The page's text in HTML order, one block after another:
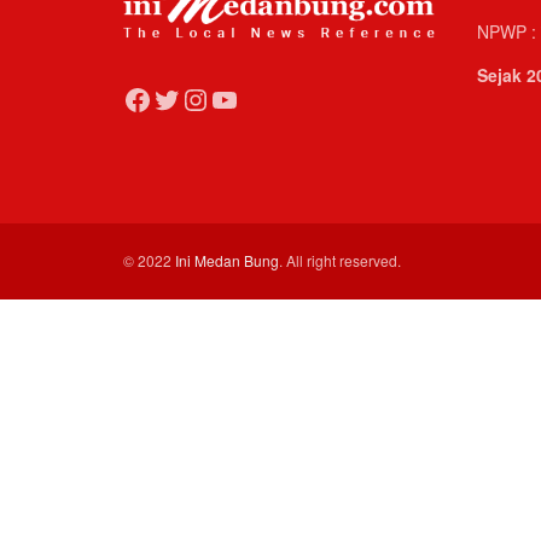
Facebook
Twitter
Instagram
YouTube
NPWP
Sejak
© 2022 Ini Medan Bung. All right reserved.